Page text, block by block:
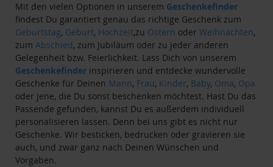
Mit den vielen Optionen in unserem Geschenkefinder
findest Du garantiert genau das richtige Geschenk zum
Geburtstag, Geburt, Hochzeit,zu Ostern oder Weihnachten,
zum Abschied, zum Jubiläum oder zu jeder anderen
Gelegenheit bzw. Feierlichkeit. Lass Dich von unserem
Geschenkefinder inspirieren und entdecke wundervolle
Geschenke für Deinen Mann, Frau, Kinder, Baby, Oma, Opa
oder jene, die Du sonst beschenken möchtest. Hast Du das
Passende gefunden, kannst Du es außerdem individuell
personalisieren lassen. Denn bei uns gibt es nicht nur
Geschenke. Wir besticken, bedrucken oder gravieren sie
auch, und zwar ganz nach Deinen Wünschen und
Vorgaben.